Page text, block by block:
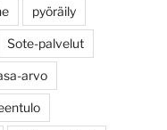
pyöräily
Sote-palvelut
arvo